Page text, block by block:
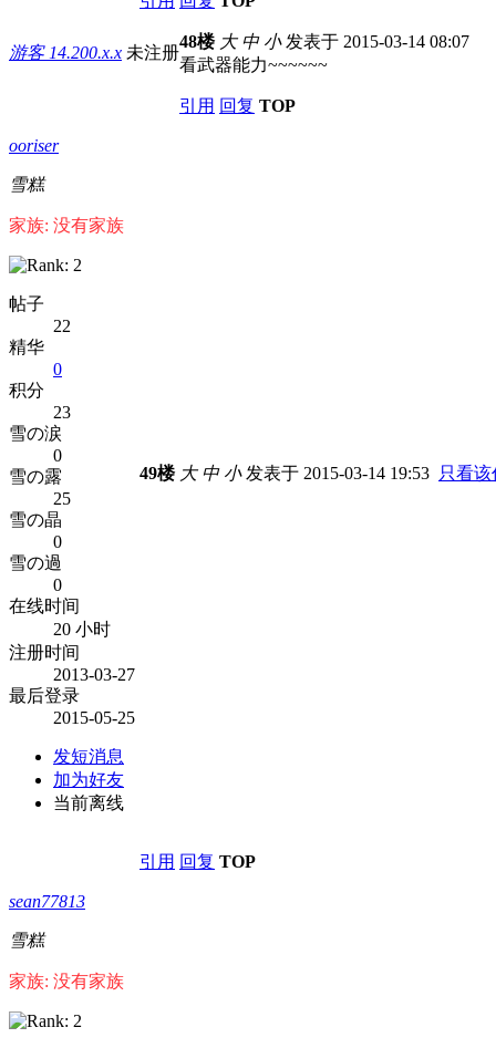
游客 14.200.x.x 未注册
48楼 大 中 小发表于 2015-03-14 08:07
看武器能力~~~~~~
引用 回复 TOP
ooriser
雪糕
家族: 没有家族
帖子
22
精华
0
积分
23
雪の涙
0
雪の露
25
雪の晶
0
雪の過
0
在线时间
20 小时
注册时间
2013-03-27
最后登录
2015-05-25
发短消息
加为好友
当前离线
49楼 大 中 小发表于 2015-03-14 19:53 只看该
引用 回复 TOP
sean77813
雪糕
家族: 没有家族